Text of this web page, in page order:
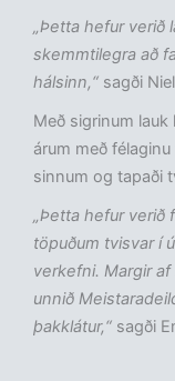
„Þetta hefur verið
skemmtilegra að
hálsinn,“ sagði
Með sigrinum lauk
árum með
sinnum og tapaði
„Þetta hefur verið
töpuðum tvisvar í
verkefni. Margir
unnið
þakklátur,“ sagði